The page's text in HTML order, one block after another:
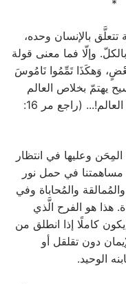
بالإنسان وحده،
وإلّا فما معنى قولة
وَهكَذَا تَمِّمُوا نَامُوسَ
بالمسيح يهتمّ بخلاص العالم
كلّه لأنَّ معلّمه وربّه قد أتى لخلاص كلّ العالم!... (راجع مر 16:
وعليها في انتظار
في حمل نور
والمُحاباة وفي
هذا هو الفرح الَّذي
كاملًا إذا انطلق من
دون تقلقل أو
الوحيد.